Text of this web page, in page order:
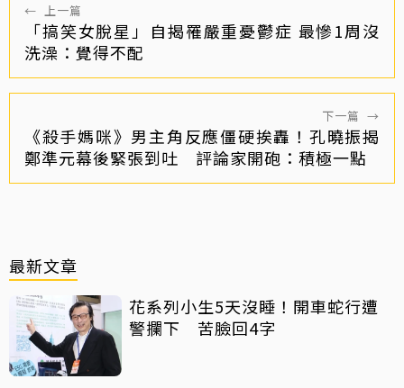
← 上一篇
「搞笑女脫星」自揭罹嚴重憂鬱症 最慘1周沒
洗澡：覺得不配
下一篇 →
《殺手媽咪》男主角反應僵硬挨轟！孔曉振揭
鄭準元幕後緊張到吐 評論家開砲：積極一點
最新文章
花系列小生5天沒睡！開車蛇行遭
警攔下 苦臉回4字